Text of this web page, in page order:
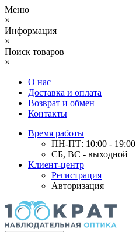
Меню
×
Информация
×
Поиск товаров
×
О нас
Доставка и оплата
Возврат и обмен
Контакты
Время работы
ПН-ПТ: 10:00 - 19:00
СБ, ВС - выходной
Клиент-центр
Регистрация
Авторизация